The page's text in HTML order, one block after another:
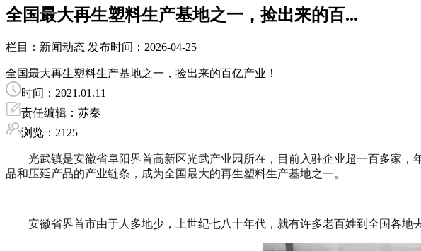
全国最大再生塑料生产基地之一，捡出来的百...
栏目：新闻动态 发布时间：2026-04-25
全国最大再生塑料生产基地之一，捡出来的百亿产业！
时间：2021.01.11
责任编辑：苏秦
浏览：2125
光武镇是安徽省阜阳界首高新区光武产业园所在，目前入驻企业超一百多家
品和压延产品的产业链条，成为全国最大的再生塑料生产基地之一。
安徽省界首市由于人多地少，上世纪七八十年代，就有许多老百姓到全国各地